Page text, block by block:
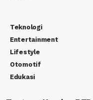
Teknologi
Entertainment
Lifestyle
Otomotif
Edukasi